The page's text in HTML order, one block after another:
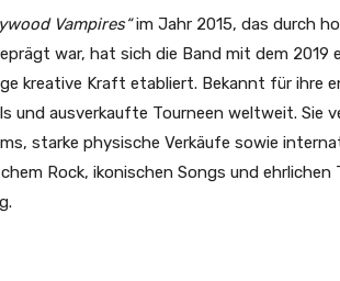
Vampires“im Jahr 2015, das durch
war, hat sich die Band mit dem 2019
kreative Kraft etabliert. Bekannt für ihre
und ausverkaufte Tourneen weltweit. Sie
starke physische Verkäufe sowie
Rock, ikonischen Songs und